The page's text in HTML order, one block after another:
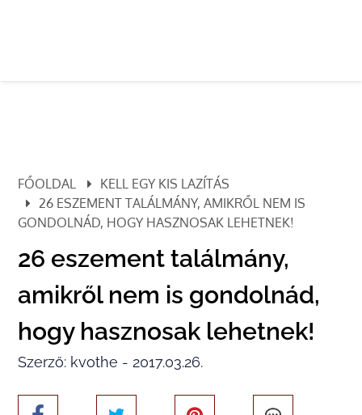
FŐOLDAL
KELL EGY KIS LAZÍTÁS
26 ESZEMENT TALÁLMÁNY, AMIKRŐL NEM IS
GONDOLNÁD, HOGY HASZNOSAK LEHETNEK!
26 eszement találmány,
amikről nem is gondolnád,
hogy hasznosak lehetnek!
Szerző: kvothe - 2017.03.26.